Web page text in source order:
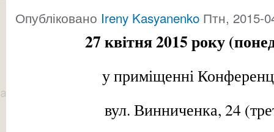
Опубліковано Ireny Kasyanenko Птн, 2015-
27 квітня 2015 року
у приміщенні
вул. Винниченка, 24